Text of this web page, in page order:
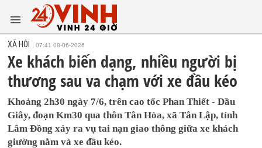
XÃ HỘI 07:41 08-06-2026
Xe khách biến dạng, nhiều người bị
thương sau va chạm với xe đầu kéo
Khoảng 2h30 ngày 7/6, trên cao tốc Phan Thiết - Dầu
Giây, đoạn Km30 qua thôn Tân Hòa, xã Tân Lập, tỉnh
Lâm Đồng xảy ra vụ tai nạn giao thông giữa xe khách
giường nằm và xe đầu kéo.